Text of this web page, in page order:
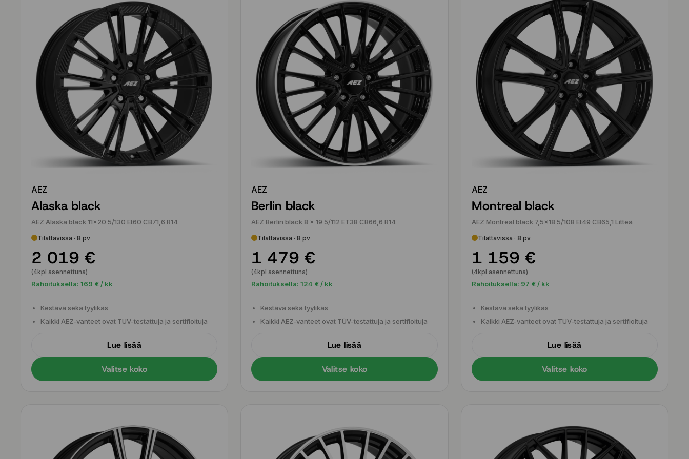
AEZ
Alaska black
AEZ Alaska black 11x20 5/130 Et60 CB71,6 R14
Tilattavissa · 8 pv
2 019 €
(4kpl asennettuna)
Rahoituksella: 169 € / kk
Kestävä sekä tyylikäs
Kaikki AEZ-vanteet ovat TÜV-testattuja ja sertifioituja
Lue lisää
Valitse koko
AEZ
Berlin black
AEZ Berlin black 8 x 19 5/112 ET38 CB66,6 R14
Tilattavissa · 8 pv
1 479 €
(4kpl asennettuna)
Rahoituksella:124 € / kk
Kestävä sekä tyylikäs
Kaikki AEZ-vanteet ovat TÜV-testattuja ja sertifioituja
Lue lisää
Valitse koko
AEZ
Montreal black
AEZ Montreal black 7,5x18 5/108 Et49 CB65,1 Litteä
Tilattavissa · 8 pv
1 159 €
(4kpl asennettuna)
Rahoituksella: 97 € / kk
Kestävä sekä tyylikäs
Kaikki AEZ-vanteet ovat TÜV-testattuja ja sertifioituja
Lue lisää
Valitse koko